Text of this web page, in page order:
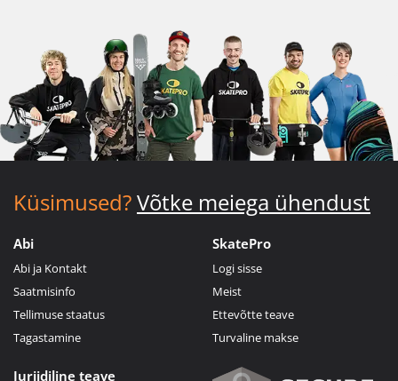
Küsimused?Võtke meiega ühendust
Abi
Abi ja Kontakt
Saatmisinfo
Tellimuse staatus
Tagastamine
SkatePro
Logi sisse
Meist
Ettevõtte teave
Turvaline makse
Juriidiline teave